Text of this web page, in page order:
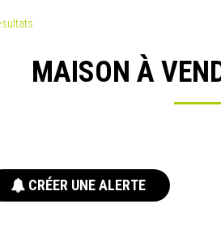
MAISON À
CRÉER UNE ALERTE